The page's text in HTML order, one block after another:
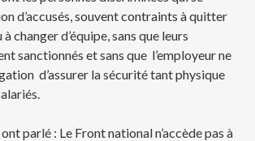
d’accusés, souvent contraints à quitter
changer d’équipe, sans que leurs
sanctionnés et sans que l’employeur ne
d’assurer la sécurité tant physique
parlé : Le Front national n’accède pas à